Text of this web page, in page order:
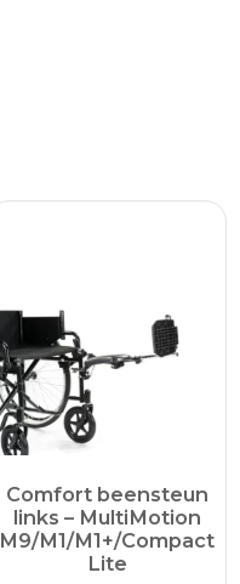
Comfort beensteun
links – MultiMotion
M9/M1/M1+/Compact
Lite